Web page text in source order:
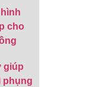
cho
giúp
phụng